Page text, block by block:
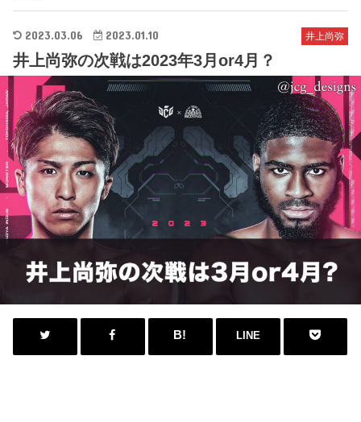
井上尚弥
2023.03.06 2023.01.10
井上尚弥の次戦は2023年3月or4月？
LINE